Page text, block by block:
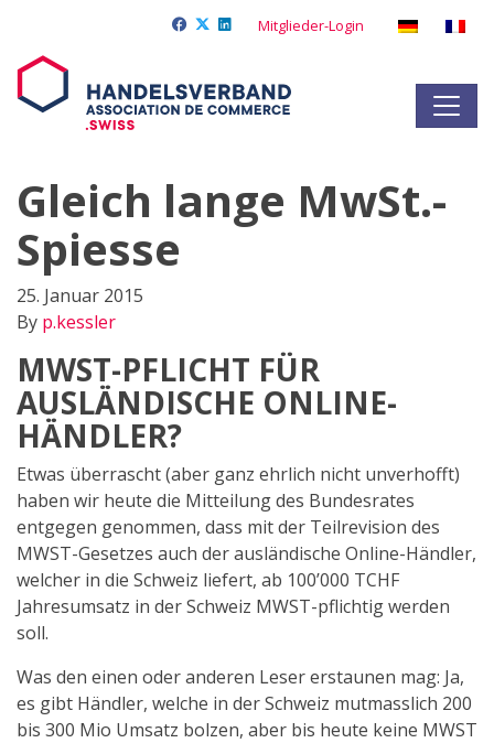
Mitglieder-Login
Gleich lange MwSt.-
Spiesse
25. Januar 2015
By p.kessler
MWST-PFLICHT FÜR
AUSLÄNDISCHE ONLINE-
HÄNDLER?
Etwas überrascht (aber ganz ehrlich nicht unverhofft)
haben wir heute die Mitteilung des Bundesrates
entgegen genommen, dass mit der Teilrevision des
MWST-Gesetzes auch der ausländische Online-Händler,
welcher in die Schweiz liefert, ab 100’000 TCHF
Jahresumsatz in der Schweiz MWST-pflichtig werden
soll.
Was den einen oder anderen Leser erstaunen mag: Ja,
es gibt Händler, welche in der Schweiz mutmasslich 200
bis 300 Mio Umsatz bolzen, aber bis heute keine MWST